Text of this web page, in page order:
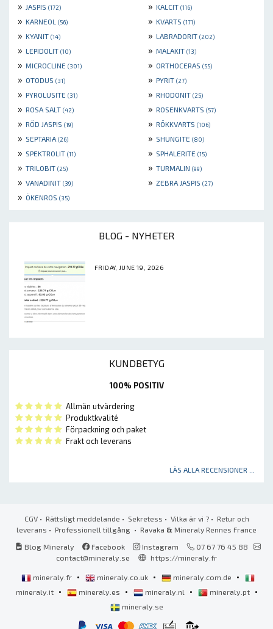
» JASPIS (172) » KALCIT (116)
» KARNEOL (56) » KVARTS (171)
» KYANIT (14) » LABRADORIT (202)
» LEPIDOLIT (10) » MALAKIT (13)
» MICROCLINE (301) » ORTHOCERAS (55)
» OTODUS (31) » PYRIT (27)
» PYROLUSITE (31) » RHODONIT (25)
» ROSA SALT (42) » ROSENKVARTS (57)
» RÖD JASPIS (19) » RÖKKVARTS (106)
» SEPTARIA (26) » SHUNGITE (80)
» SPEKTROLIT (11) » SPHALERITE (15)
» TRILOBIT (25) » TURMALIN (99)
» VANADINIT (39) » ZEBRA JASPIS (27)
» ÖKENROS (35)
BLOG - NYHETER
FRIDAY, JUNE 19, 2026
KUNDBETYG
100% POSITIV
Allmän utvärdering
Produktkvalité
Förpackning och paket
Frakt och leverans
LÄS ALLA RECENSIONER ...
CGV• Rättsligt meddelande • Sekretess • Vilka är vi ?• Retur och
leverans • Professionell tillgång • Ravaka & Mineraly Rennes France
Blog Mineraly
Facebook Instagram
07 67 76 45 88
contact@mineraly.se
https://mineraly.fr
mineraly.fr • mineraly.co.uk • mineraly.com.de •
mineraly.it • mineraly.es • mineraly.nl • mineraly.pt •
mineraly.se